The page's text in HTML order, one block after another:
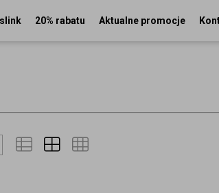
20% rabatu Aktualne promocje